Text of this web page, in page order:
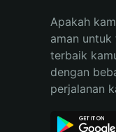
Bahasa Indonesia
Español (Argentina)
Apakah
aman
terbaik
dengan
perjalanan